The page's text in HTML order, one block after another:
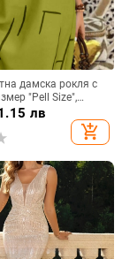
дамска рокля с
"Pell Size",
нова
американска рокля
и средна пола
лв
add_shopping_cart